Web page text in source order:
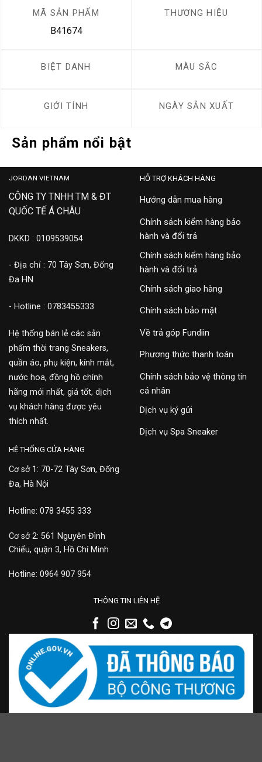
MÃ SẢN PHẨM
B41674
THƯƠNG HIỆU
BIỆT DANH MÀU SẮC
GIỚI TÍNH NGÀY SẢN XUẤT
Sản phẩm nổi bật
JORDAN VIETNAM
CÔNG TY TNHH TM & ĐT
QUỐC TẾ Á CHÂU
DKKD : 0109539054
- Địa chỉ : 70 Tây Sơn, Đống
Đa HN
- Hotline : 0783455333
Hệ thống bán lẻ các sản
phẩm thời trang Sneakers,
quần áo, phụ kiện, kính mắt,
nước hoa, đồng hồ chính
hãng mới nhất, giá tốt, dịch
vụ khách hàng được yêu
thích nhất.
HỖ TRỢ KHÁCH HÀNG
Hướng dẫn mua hàng
Chính sách kiểm hàng bảo
hành và đổi trả
Chính sách kiểm hàng bảo
hành và đổi trả
Chính sách giao hàng
Chính sách bảo mật
Về trả góp Fundiin
Phương thức thanh toán
Chính sách bảo vệ thông tin
cá nhân
Dịch vụ ký gửi
Dịch vụ Spa Sneaker
HỆ THỐNG CỬA HÀNG
Cơ sở 1: 70-72 Tây Sơn, Đống
Đa, Hà Nội
Hotline: 078 3455 333
Cơ sở 2: 561 Nguyễn Đình
Chiểu, quận 3, Hồ Chí Minh
Hotline: 0964 907 954
THÔNG TIN LIÊN HỆ